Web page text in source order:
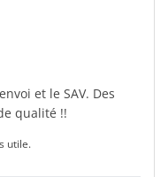
et le SAV. Des
qualité !!
utile.